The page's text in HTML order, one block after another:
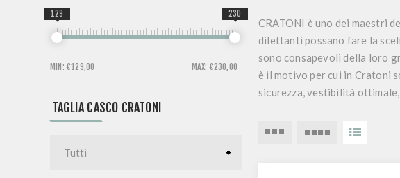
CRATONI è uno dei maestri
dilettanti possano fare la
sono consapevoli della loro
è il motivo per cui in Cratoni
sicurezza, vestibilità
MIN: €129,00 MAX: €230,00
129 230
TAGLIA CASCO CRATONI